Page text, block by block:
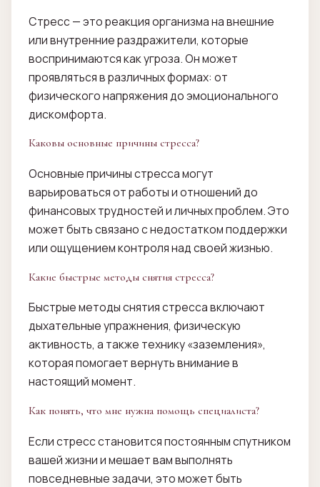
Стресс — это реакция организма на внешние
или внутренние раздражители, которые
воспринимаются как угроза. Он может
проявляться в различных формах: от
физического напряжения до эмоционального
дискомфорта.
Каковы основные причины стресса?
Основные причины стресса могут
варьироваться от работы и отношений до
финансовых трудностей и личных проблем. Это
может быть связано с недостатком поддержки
или ощущением контроля над своей жизнью.
Какие быстрые методы снятия стресса?
Быстрые методы снятия стресса включают
дыхательные упражнения, физическую
активность, а также технику «заземления»,
которая помогает вернуть внимание в
настоящий момент.
Как понять, что мне нужна помощь специалиста?
Если стресс становится постоянным спутником
вашей жизни и мешает вам выполнять
повседневные задачи, это может быть